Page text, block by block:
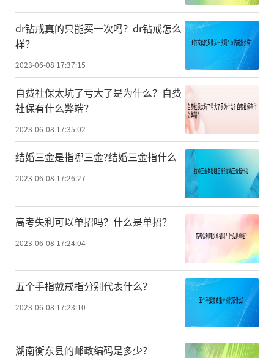
dr钻戒真的只能买一次吗？dr钻戒怎么
样？
2023-06-08 17:37:15
自费社保太坑了亏大了是为什么？自费
社保有什么弊端？
2023-06-08 17:35:02
结婚三金是指哪三金?结婚三金指什么
2023-06-08 17:26:27
高考失利可以单招吗？什么是单招？
2023-06-08 17:24:04
五个手指戴戒指分别代表什么？
2023-06-08 17:23:10
湖南衡东县的邮政编码是多少？